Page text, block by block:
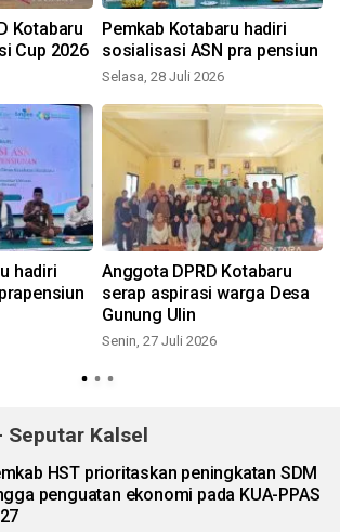
Kotabaru
Cup 2026
Pemkab Kotabaru hadiri
sosialisasi ASN pra pensiun
Selasa, 28 Juli 2026
hadiri
Anggota DPRD Kotabaru
serap aspirasi warga Desa
Gunung Ulin
Senin, 27 Juli 2026
Seputar Kalsel
HST prioritaskan peningkatan SDM
penguatan ekonomi pada KUA-PPAS